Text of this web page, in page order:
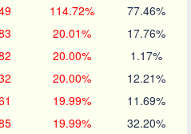
114.72% 77.46%
20.01% 17.76%
20.00% 1.17%
20.00% 12.21%
19.99% 11.69%
19.99% 32.20%